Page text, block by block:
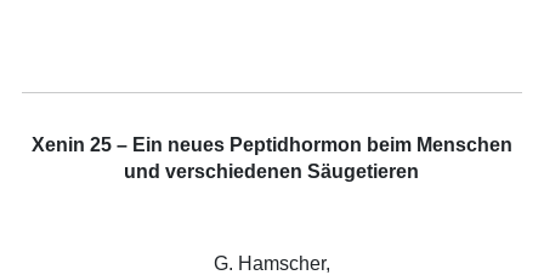
Xenin 25 – Ein neues Peptidhormon beim Menschen
und verschiedenen Säugetieren
G. Hamscher,